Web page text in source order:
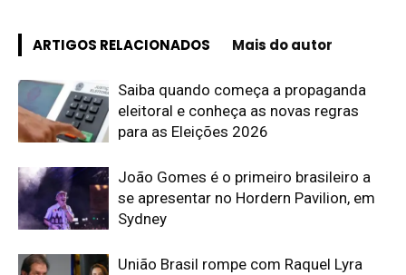
ARTIGOS RELACIONADOS Mais do autor
Saiba quando começa a propaganda
eleitoral e conheça as novas regras
para as Eleições 2026
João Gomes é o primeiro brasileiro a
se apresentar no Hordern Pavilion, em
Sydney
União Brasil rompe com Raquel Lyra